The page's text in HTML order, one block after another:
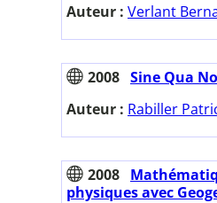
Auteur : Verlant
2008 Sine Qua
Auteur : Rabiller
2008
physiques avec